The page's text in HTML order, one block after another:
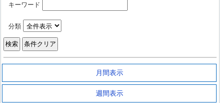
キーワード
分類
月間表示
週間表示